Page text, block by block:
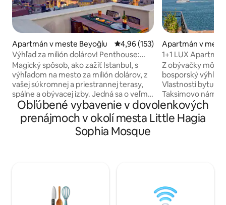
Apartmán v meste Beyoğlu Priemerné ohodnotenie 4,96 z
4,96 (153)
Výhľad za milión dolárov! Penthouse:
súkromná terasa, štýl
Magický spôsob, ako zažiť Istanbul, s
výhľadom na mesto za milión dolárov, z
vašej súkromnej a priestrannej terasy,
spálne a obývacej izby. Jedná sa o veľmi
špeciálny penthouse na 5. poschodí
elegantného bytového domu z 19.
storočia v blízkosti veže Galata.
Vybavený rovnováhou elegantných
len pár krokov.
Apartmán v
1+1 LUX
v Cihangire
Z obývačky
bosporský výhľad
Vlastnosti bytu... - pešo;
Taksimovo námestie, 10min.
Karakoy a Galata, 5 min. do
najzábavnejších ulíc
potreby v
musíte ísť po
Obľúbené vybavenie v dovolenkových
prenájmoch v okolí mesta Little Hagia
Sophia Mosque